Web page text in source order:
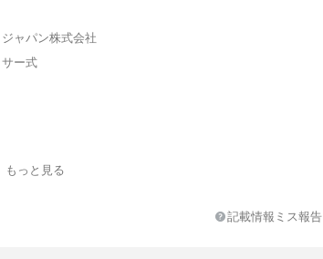
ャパン株式会社
ー式
もっと見る
記載情報ミス報告